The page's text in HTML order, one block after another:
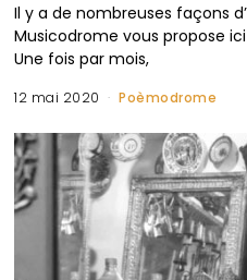
Il y a de nombreuses façons
Musicodrome vous propose
Une fois par mois,
12 mai 2020 Poèmodrome